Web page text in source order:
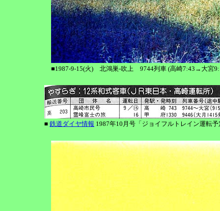
■1987-9-15(火) 北鴻巣-吹上 9744列車 (高崎7:43→大宮
■ 鉄道ダイヤ情報 1987年10月号「ジョイフルトレイン運転